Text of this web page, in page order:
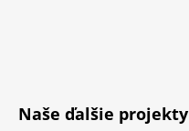
Naše ďalšie projekty